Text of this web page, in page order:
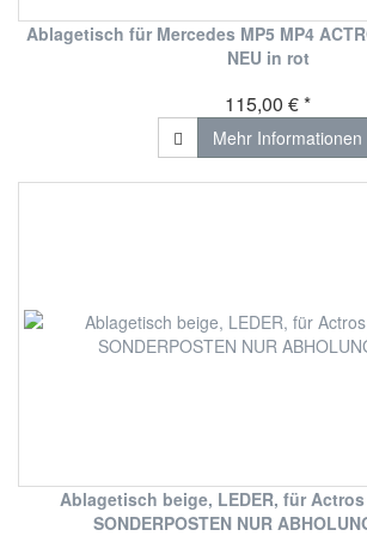
Ablagetisch für Mercedes MP5 MP4
NEU in rot
115,00 € *
Mehr Informationen
Ablagetisch beige, LEDER, für
SONDERPOSTEN NUR